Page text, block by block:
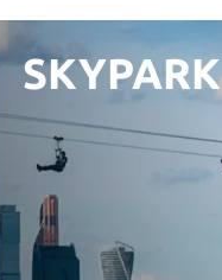
SKYPARK